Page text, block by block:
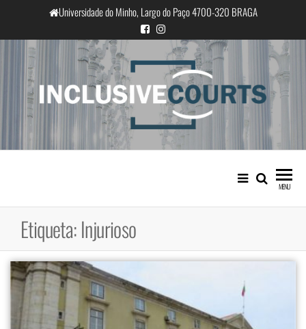
o
conteúdo
Universidade do Minho, Largo do Paço 4700-320 BRAGA
InclusiveCourts
Igualdade e diferença cultural na
prática judicial portuguesa
MENU
Etiqueta:Injurioso